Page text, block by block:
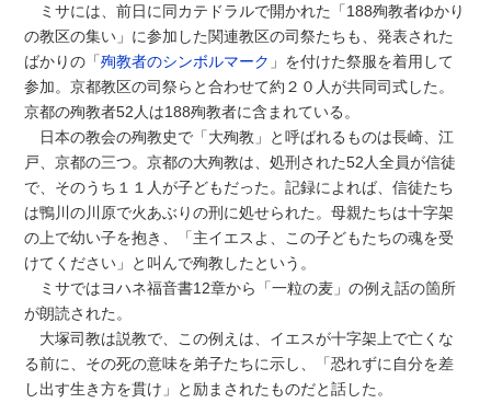
ミサには、前日に同カテドラルで開かれた「188殉教者ゆかり
の教区の集い」に参加した関連教区の司祭たちも、発表された
ばかりの「殉教者のシンボルマーク 」を付けた祭服を着用して
参加。京都教区の司祭らと合わせて約２０人が共同司式した。
京都の殉教者52人は188殉教者に含まれている。
日本の教会の殉教史で「大殉教」と呼ばれるものは長崎、江
戸、京都の三つ。京都の大殉教は、処刑された52人全員が信徒
で、そのうち１１人が子どもだった。記録によれば、信徒たち
は鴨川の川原で火あぶりの刑に処せられた。母親たちは十字架
の上で幼い子を抱き、「主イエスよ、この子どもたちの魂を受
けてください」と叫んで殉教したという。
ミサではヨハネ福音書12章から「一粒の麦」の例え話の箇所
が朗読された。
大塚司教は説教で、この例えは、イエスが十字架上で亡くな
る前に、その死の意味を弟子たちに示し、「恐れずに自分を差
し出す生き方を貫け」と励まされたものだと話した。